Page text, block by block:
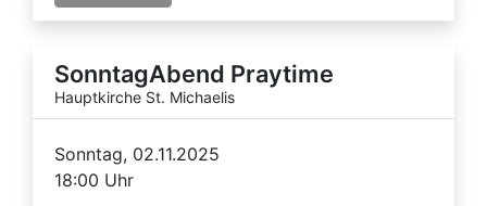
SonntagAbend Praytime
Hauptkirche St. Michaelis
Sonntag, 02.11.2025
18:00 Uhr